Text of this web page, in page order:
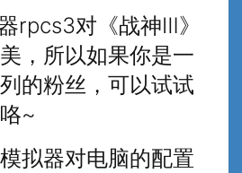
rpcs3对《战神Ⅲ》
，所以如果你是一
的粉丝，可以试试
~
拟器对电脑的配置